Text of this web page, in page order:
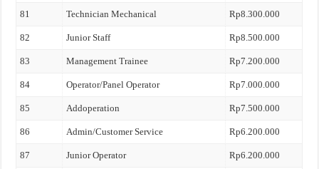
81 Technician Mechanical Rp8.300.000
82 Junior Staff Rp8.500.000
83 Management Trainee Rp7.200.000
84 Operator/Panel Operator Rp7.000.000
85 Addoperation Rp7.500.000
86 Admin/Customer Service Rp6.200.000
87 Junior Operator Rp6.200.000